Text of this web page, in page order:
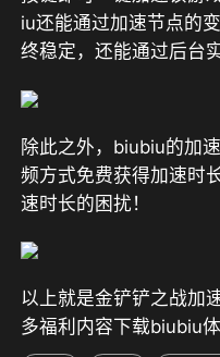
iu还能通过加速节点的
终稳定，还能通过后台
除此之外，biubiu的加
频方式免费获得加速时
速时长的困扰！
以上就是金铲铲之战加
多福利内容下载biubiu体